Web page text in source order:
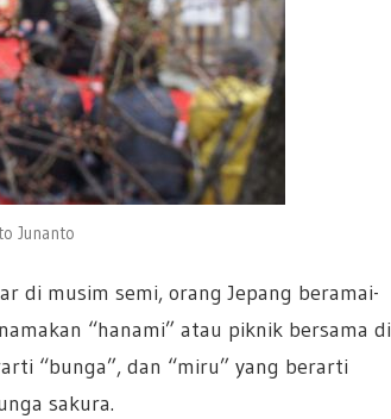
Junanto
di musim semi, orang Jepang beramai-
“hanami” atau piknik bersama di
“bunga”, dan “miru” yang berarti
sakura.